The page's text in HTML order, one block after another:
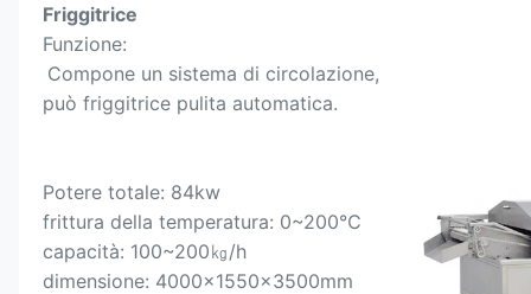
Friggitrice
Funzione:
Compone un sistema di circolazione,
può friggitrice pulita automatica.
Potere totale: 84kw
frittura della temperatura: 0~200℃
capacità: 100~200㎏/h
dimensione: 4000×1550×3500mm